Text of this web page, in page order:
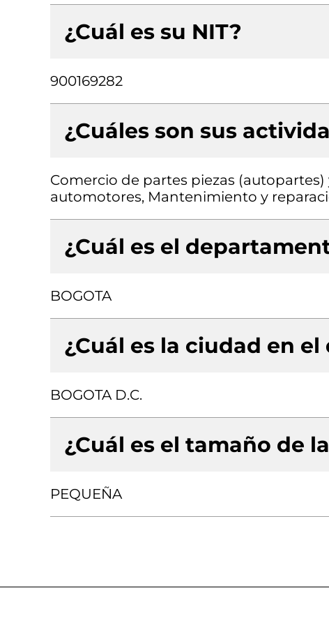
¿Cuál es su NIT?
900169282
¿Cuáles son sus
Comercio de partes piezas
automotores, Mantenimiento y
¿Cuál es el
BOGOTA
¿Cuál es la ciudad en
BOGOTA D.C.
¿Cuál es el tamaño de
PEQUEÑA